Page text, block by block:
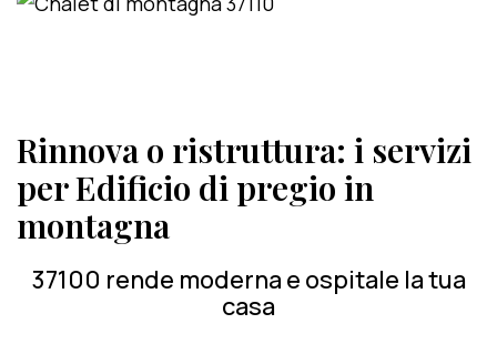
Rinnova o ristruttura: i servizi
per Edificio di pregio in
montagna
37100 rende moderna e ospitale la tua
casa